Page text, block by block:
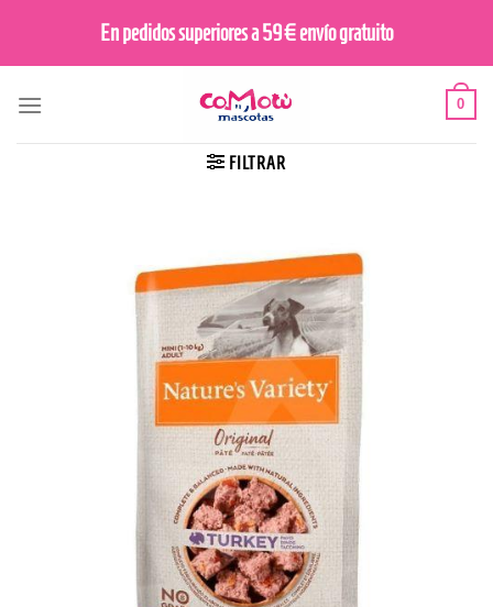
contenido
En pedidos superiores a 59€ envío gratuito
0
FILTRAR